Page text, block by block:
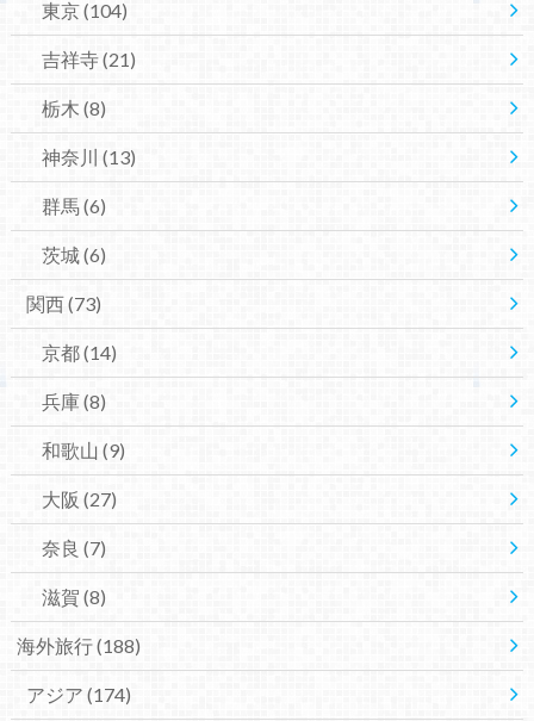
東京(104)
吉祥寺(21)
栃木 (8)
神奈川 (13)
群馬(6)
茨城(6)
関西(73)
京都(14)
兵庫(8)
和歌山 (9)
大阪 (27)
奈良 (7)
滋賀 (8)
海外旅行(188)
アジア (174)